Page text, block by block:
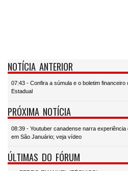
NOTÍCIA ANTERIOR
07:43 - Confira a súmula e o boletim
Estadual
PRÓXIMA NOTÍCIA
08:39 - Youtuber canadense narra
em São Januário; veja vídeo
ÚLTIMAS DO FÓRUM